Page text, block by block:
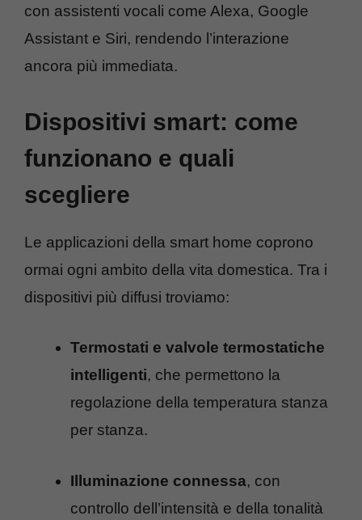
con assistenti vocali come Alexa, Google
Assistant e Siri, rendendo l’interazione
ancora più immediata.
Dispositivi smart: come
funzionano e quali
scegliere
Le applicazioni della smart home coprono
ormai ogni ambito della vita domestica. Tra i
dispositivi più diffusi troviamo:
Termostati e valvole termostatiche
intelligenti, che permettono la
regolazione della temperatura stanza
per stanza.
Illuminazione connessa, con
controllo dell’intensità e della tonalità